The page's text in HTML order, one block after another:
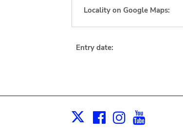
Locality on Google Maps:
Entry date:
X Facebook
Instagram